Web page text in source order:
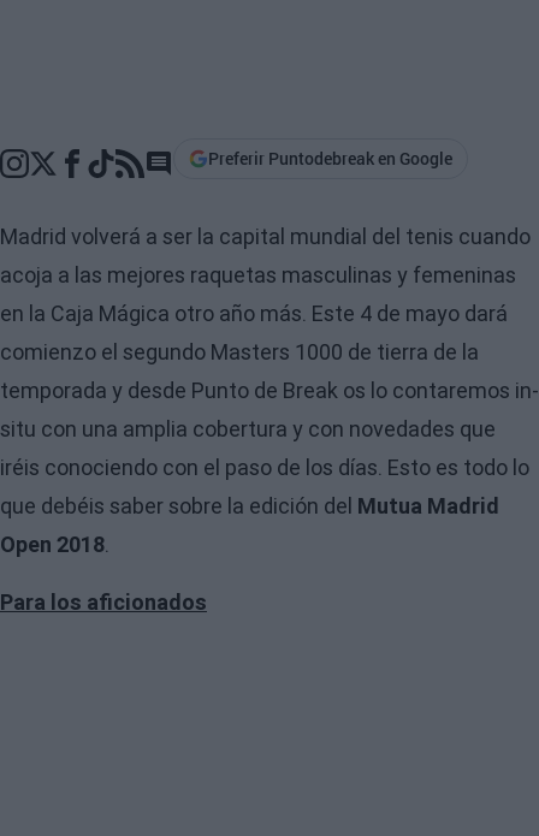
Go to comments section
Preferir Puntodebreak en Google
Madrid volverá a ser la capital mundial del tenis cuando
acoja a las mejores raquetas masculinas y femeninas
en la Caja Mágica otro año más. Este 4 de mayo dará
comienzo el segundo Masters 1000 de tierra de la
temporada y desde Punto de Break os lo contaremos in-
situ con una amplia cobertura y con novedades que
iréis conociendo con el paso de los días. Esto es todo lo
que debéis saber sobre la edición del Mutua Madrid
Open 2018.
Para los aficionados